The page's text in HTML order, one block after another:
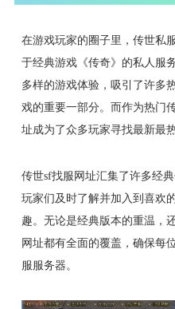
在游戏玩家的圈子里，传世私
于经典游戏《传奇》的私人服
多样的游戏体验，吸引了许多
戏的重要一部分。而作为热门
址成为了众多玩家寻找最新最
传世sf找服网址汇集了许多经
玩家们及时了解并加入到喜欢
趣。无论是经典版本的重温，
网址都有全面的覆盖，确保每
服服务器。